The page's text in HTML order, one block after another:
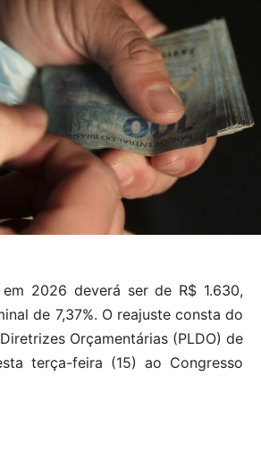
2026 deverá ser de R$ 1.630,
de 7,37%. O reajuste consta do
Orçamentárias (PLDO) de
terça-feira (15) ao Congresso